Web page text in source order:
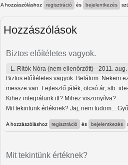
A hozzászóláshoz regisztráció és bejelentkezés
Hozzászólások
Biztos előítéletes vagyok.
L. Ritók Nóra (nem ellenőrzött) - 2011.
Biztos előítéletes vagyok. Belátom. Nekem
messze van. Fejlesztő játék, olcsó ár,
Kihez integrálunk itt? Mihez viszonyítva?
Mit tekintünk értéknek? Jaj, nem
A hozzászóláshoz regisztráció és bejelentkezés
Mit tekintünk értéknek?